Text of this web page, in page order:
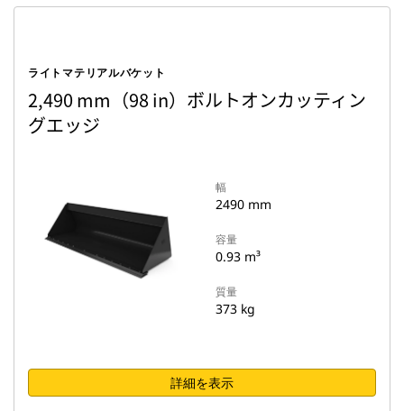
ライトマテリアルバケット
2,490 mm（98 in）ボルトオンカッティン
グエッジ
幅
2490 mm
容量
0.93 m³
質量
373 kg
詳細を表示